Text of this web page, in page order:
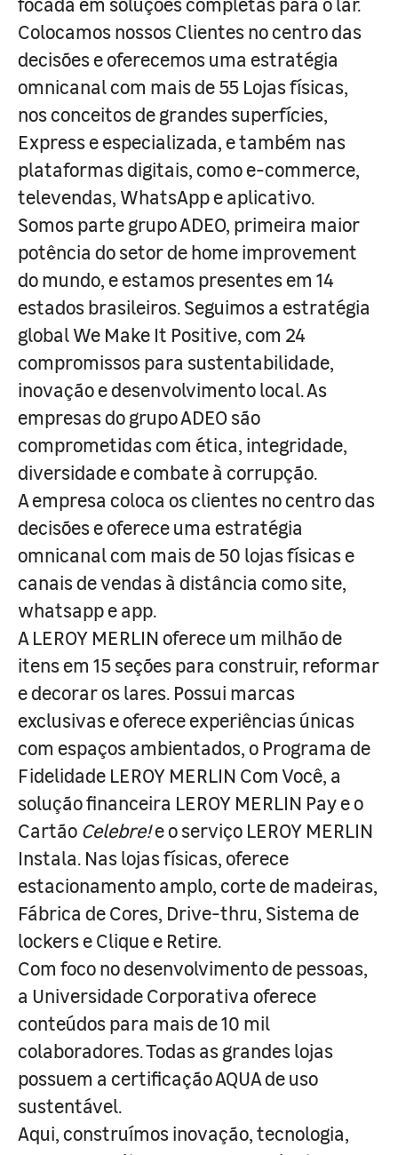
Colocamos nossos Clientes no centro das
decisões e oferecemos uma estratégia
omnicanal com mais de 55 Lojas físicas,
nos conceitos de grandes superfícies,
Express e especializada, e também nas
plataformas digitais, como e-commerce,
televendas, WhatsApp e aplicativo.
Somos parte grupo ADEO, primeira maior
potência do setor de home improvement
do mundo, e estamos presentes em 14
estados brasileiros. Seguimos a estratégia
global We Make It Positive, com 24
compromissos para sustentabilidade,
inovação e desenvolvimento local. As
empresas do grupo ADEO são
comprometidas com ética, integridade,
diversidade e combate à corrupção.
A empresa coloca os clientes no centro das
decisões e oferece uma estratégia
omnicanal com mais de 50 lojas físicas e
canais de vendas à distância como site,
whatsapp e app.
A LEROY MERLIN oferece um milhão de
itens em 15 seções para construir, reformar
e decorar os lares. Possui marcas
exclusivas e oferece experiências únicas
com espaços ambientados, o Programa de
Fidelidade LEROY MERLIN Com Você, a
solução financeira LEROY MERLIN Pay e o
Cartão Celebre!e o serviço LEROY MERLIN
Instala. Nas lojas físicas, oferece
estacionamento amplo, corte de madeiras,
Fábrica de Cores, Drive-thru, Sistema de
lockers e Clique e Retire.
Com foco no desenvolvimento de pessoas,
a Universidade Corporativa oferece
conteúdos para mais de 10 mil
colaboradores. Todas as grandes lojas
possuem a certificação AQUA de uso
sustentável.
Aqui, construímos inovação, tecnologia,